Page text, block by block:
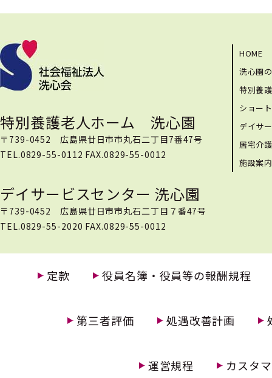
特別養護老人ホーム 洗心園
〒739-0452 広島県廿日市市丸石二丁目7番47号
TEL.0829-55-0112 FAX.0829-55-0012
デイサービスセンター 洗心園
〒739-0452 広島県廿日市市丸石二丁目７番47号
TEL.0829-55-2020 FAX.0829-55-0012
HOME
洗心園
特別養
ショー
デイサ
居宅介
施設案
定款 役員名簿・役員等の報酬規程
第三者評価 処遇改善計画
運営規程 カスタ